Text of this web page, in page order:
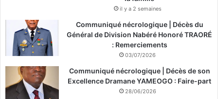
il y a 2 semaines
Communiqué nécrologique | Décès du
Général de Division Nabéré Honoré TRAORÉ
: Remerciements
03/07/2026
Communiqué nécrologique | Décès de son
Excellence Dramane YAMEOGO : Faire-part
28/06/2026